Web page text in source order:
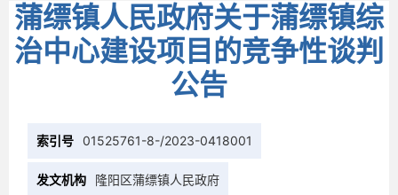
蒲缥镇人民政府关于蒲缥镇综
治中心建设项目的竞争性谈判
公告
索引号 01525761-8-/2023-0418001
发文机构 隆阳区蒲缥镇人民政府